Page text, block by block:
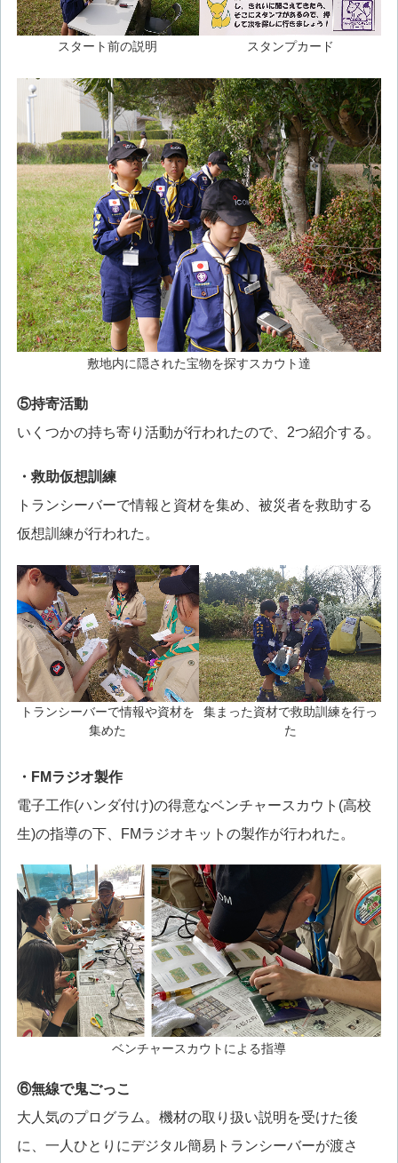
スタート前の説明 スタンプカード
敷地内に隠された宝物を探すスカウト達
⑤持寄活動
いくつかの持ち寄り活動が行われたので、2つ紹介する。
・救助仮想訓練
トランシーバーで情報と資材を集め、被災者を救助する
仮想訓練が行われた。
トランシーバーで情報や資材を
集めた
集まった資材で救助訓練を行っ
た
・FMラジオ製作
電子工作(ハンダ付け)の得意なベンチャースカウト(高校
生)の指導の下、FMラジオキットの製作が行われた。
ベンチャースカウトによる指導
⑥無線で鬼ごっこ
大人気のプログラム。機材の取り扱い説明を受けた後
に、一人ひとりにデジタル簡易トランシーバーが渡さ